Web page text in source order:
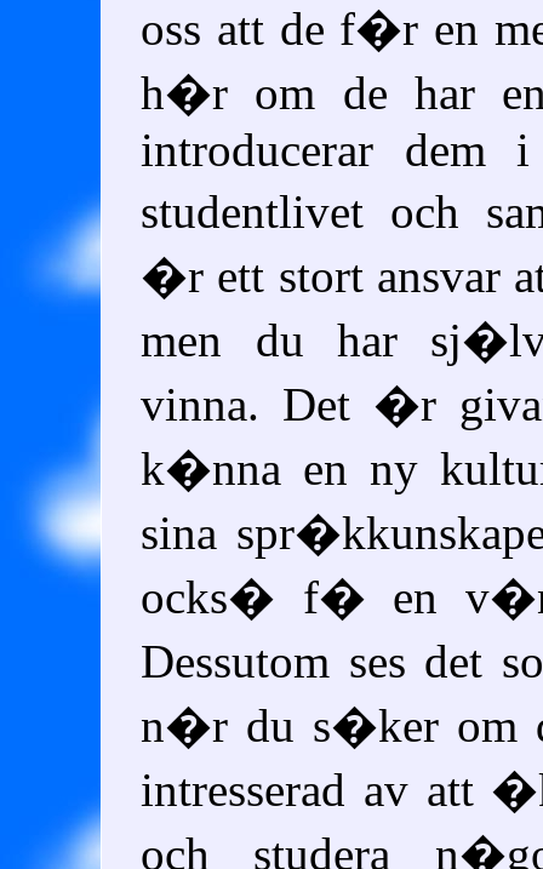
oss att de f�r en
h�r om de har
introducerar dem
studentlivet och
�r ett stort ansvar
men du har
vinna. Det �r
k�nna en ny
sina
ocks� f� en
Dessutom ses det
n�r du s�ker
intresserad av att
och studera